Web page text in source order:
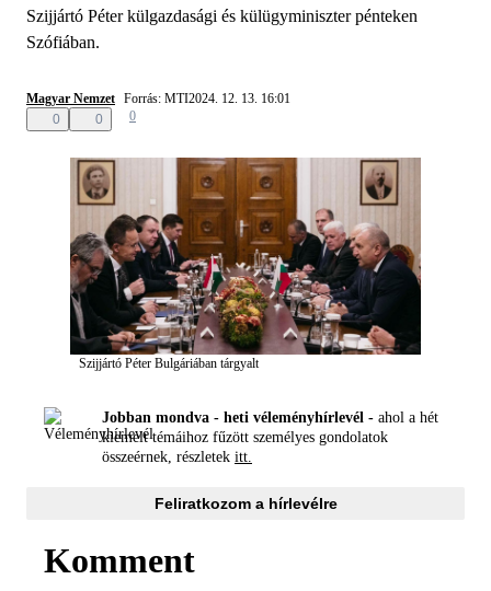
Szijjártó Péter külgazdasági és külügyminiszter pénteken
Szófiában.
Magyar Nemzet Forrás: MTI2024. 12. 13. 16:01
0
0 0
Szijjártó Péter Bulgáriában tárgyalt
Jobban mondva - heti véleményhírlevél - ahol a hét
kiemelt témáihoz fűzött személyes gondolatok
összeérnek, részletek itt.
Feliratkozom a hírlevélre
Komment